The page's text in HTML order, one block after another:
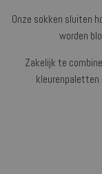
Onze sokken sluiten
worden
Zakelijk te
kleurenpaletten